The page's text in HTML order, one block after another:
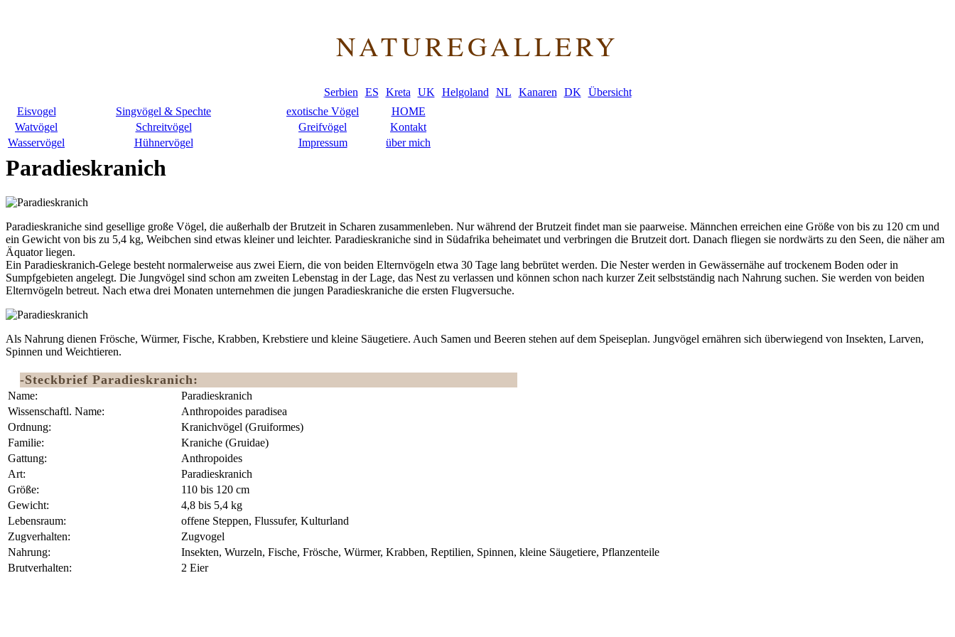
NATUREGALLERY
Serbien ES Kreta UK Helgoland NL Kanaren DK
Übersicht
Eisvogel
Singvögel & Spechte exotische Vögel
HOME
Watvögel
Schreitvögel Greifvögel
Kontakt
Wasservögel
Hühnervögel Impressum über mich
Paradieskranich
Paradieskraniche sind gesellige große Vögel, die außerhalb der Brutzeit in Scharen zusammenleben. Nur während der Brutzeit findet man sie paarweise. Männchen erreichen eine Größe von bis zu 120 cm und
ein Gewicht von bis zu 5,4 kg, Weibchen sind etwas kleiner und leichter. Paradieskraniche sind in Südafrika beheimatet und verbringen die Brutzeit dort. Danach fliegen sie nordwärts zu den Seen, die näher am
Äquator liegen.
Ein Paradieskranich-Gelege besteht normalerweise aus zwei Eiern, die von beiden Elternvögeln etwa 30 Tage lang bebrütet werden. Die Nester werden in Gewässernähe auf trockenem Boden oder in
Sumpfgebieten angelegt. Die Jungvögel sind schon am zweiten Lebenstag in der Lage, das Nest zu verlassen und können schon nach kurzer Zeit selbstständig nach Nahrung suchen. Sie werden von beiden
Elternvögeln betreut. Nach etwa drei Monaten unternehmen die jungen Paradieskraniche die ersten Flugversuche.
Als Nahrung dienen Frösche, Würmer, Fische, Krabben, Krebstiere und kleine Säugetiere. Auch Samen und Beeren stehen auf dem Speiseplan. Jungvögel ernähren sich überwiegend von Insekten, Larven,
Spinnen und Weichtieren.
-Steckbrief Paradieskranich:
Name:
Paradieskranich
Wissenschaftl. Name:
Anthropoides paradisea
Ordnung:
Kranichvögel (Gruiformes)‎
Familie:
Kraniche (Gruidae)
Gattung:
Anthropoides
Art:
Paradieskranich
Größe:
110 bis 120 cm
Gewicht:
4,8 bis 5,4 kg
Lebensraum:
offene Steppen, Flussufer, Kulturland
Zugverhalten:
Zugvogel
Nahrung:
Insekten, Wurzeln, Fische, Frösche, Würmer, Krabben, Reptilien, Spinnen, kleine Säugetiere, Pflanzenteile
Brutverhalten:
2 Eier